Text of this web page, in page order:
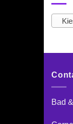
Bad